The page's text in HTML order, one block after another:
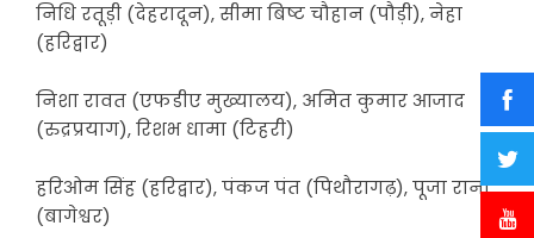
निधि रतूड़ी (देहरादून), सीमा बिष्ट चौहान (पौड़ी), नेहा
(हरिद्वार)
निशा रावत (एफडीए मुख्यालय), अमित कुमार आजाद
(रुद्रप्रयाग), रिशभ धामा (टिहरी)
हरिओम सिंह (हरिद्वार), पंकज पंत (पिथौरागढ़), पूजा रानी
(बागेश्वर)